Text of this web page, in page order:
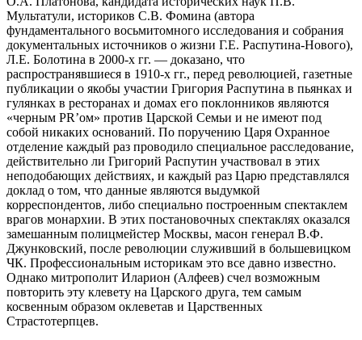
Мультатули, историков С.В. Фомина (автора
фундаментального восьмитомного исследования и собрания
документальных источников о жизни Г.Е. Распутина-Нового),
Л.Е. Болотина в 2000-х гг. — доказано, что
распространявшиеся в 1910-х гг., перед революцией, газетные
публикации о якобы участии Григория Распутина в пьянках и
гулянках в ресторанах и домах его поклонников являются
«черным PR’ом» против Царской Семьи и не имеют под
собой никаких оснований. По поручению Царя Охранное
отделение каждый раз проводило специальное расследование,
действительно ли Григорий Распутин участвовал в этих
неподобающих действиях, и каждый раз Царю представлялся
доклад о том, что данные являются выдумкой
корреспондентов, либо специально построенным спектаклем
врагов монархии. В этих постановочных спектаклях оказался
замешанным полицмейстер Москвы, масон генерал В.Ф.
Джунковский, после революции служивший в большевицком
ЧК. Профессиональным историкам это все давно известно.
Однако митрополит Иларион (Алфеев) счел возможным
повторить эту клевету на Царского друга, тем самым
косвенным образом оклеветав и Царственных
Страстотерпцев.